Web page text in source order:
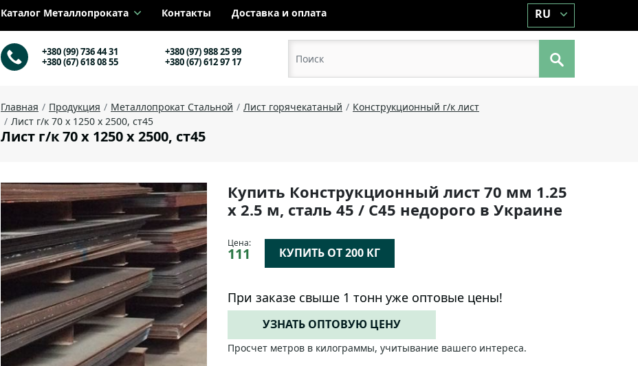
Каталог Металлопроката Контакты Доставка и оплата RU
+380 (99) 736 44 31
+380 (97) 988 25 99
+380 (67) 618 08 55
+380 (67) 612 97 17
Главная Продукция Металлопрокат Стальной Лист горячекатаный
Конструкционный г/к лист
Лист г/к 70 х 1250 х 2500, ст45
Лист г/к 70 х 1250 х 2500, ст45
Купить Конструкционный лист 70 мм 1.25
х 2.5 м, сталь 45 / C45 недорого в Украине
Цена:
111 КУПИТЬ ОТ 200 КГ
При заказе свыше 1 тонн уже оптовые цены!
УЗНАТЬ ОПТОВУЮ ЦЕНУ
Просчет метров в килограммы, учитывание вашего интереса.